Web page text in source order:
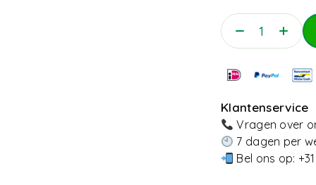
Klantenservice
Vragen over
7 dagen per
Bel ons op: